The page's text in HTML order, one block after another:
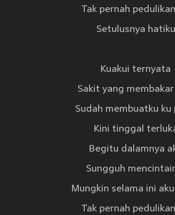
Tak pernah
Setulusnya hatiku
Kuakui ternyata
Sakit yang
Sudah membuatku ku
Kini tinggal
Begitu dalamnya
Sungguh
Mungkin selama ini
Tak pernah